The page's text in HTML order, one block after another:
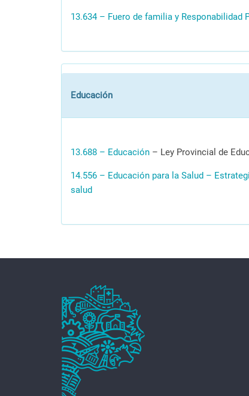
13.634 – Fuero de familia y Responabilidad
Educación
13.688 – Educación – Ley Provincial de
14.556 – Educación para la Salud –
salud